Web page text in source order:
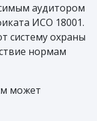
аудитором
ИСО 18001.
систему охраны
нормам
может